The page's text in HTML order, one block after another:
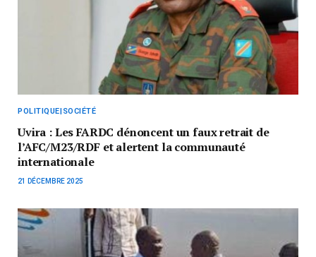
POLITIQUE|SOCIÉTÉ
Uvira : Les FARDC dénoncent un faux retrait de
l’AFC/M23/RDF et alertent la communauté
internationale
21 DÉCEMBRE 2025